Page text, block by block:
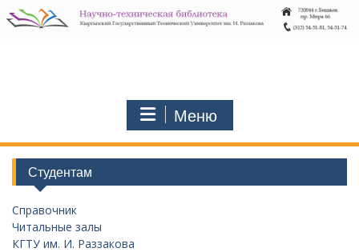
Перейти
Меню
Студентам
Справочник
Читальные залы
КГТУ им. И. Раззакова